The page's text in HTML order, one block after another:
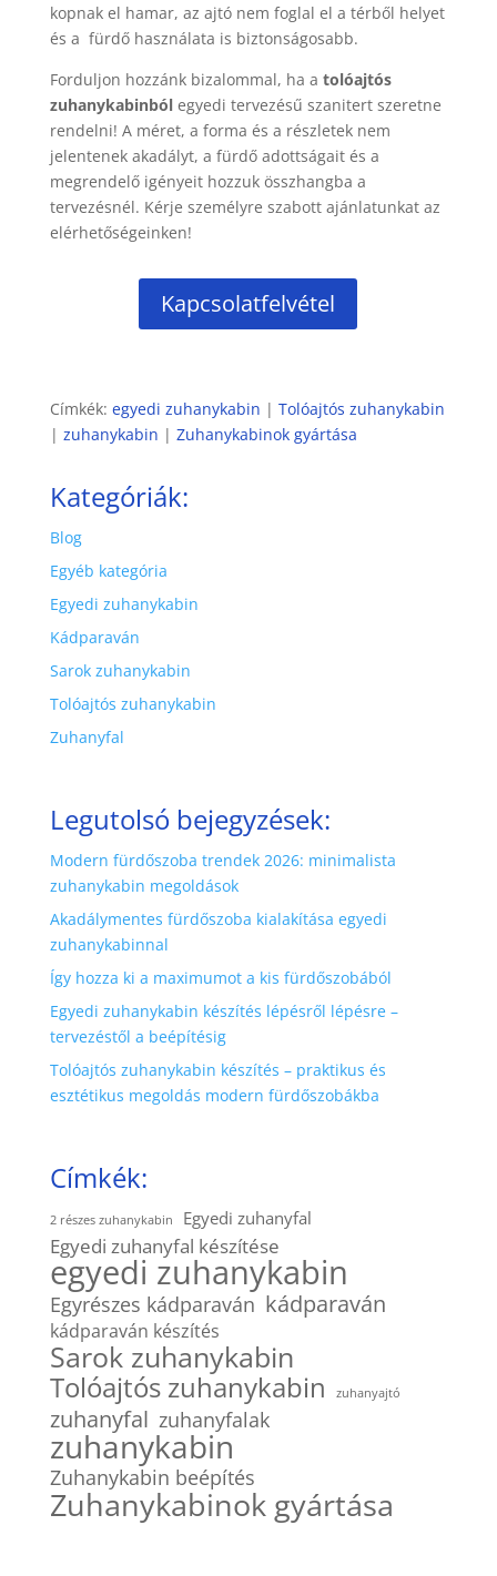
kopnak el hamar, az ajtó nem foglal el a térből helyet
és a fürdő használata is biztonságosabb.
Forduljon hozzánk bizalommal, ha a tolóajtós
zuhanykabinbólegyedi tervezésű szanitert szeretne
rendelni! A méret, a forma és a részletek nem
jelentenek akadályt, a fürdő adottságait és a
megrendelő igényeit hozzuk összhangba a
tervezésnél. Kérje személyre szabott ajánlatunkat az
elérhetőségeinken!
Kapcsolatfelvétel
Címkék: egyedi zuhanykabin | Tolóajtós zuhanykabin
| zuhanykabin | Zuhanykabinok gyártása
Kategóriák:
Blog
Egyéb kategória
Egyedi zuhanykabin
Kádparaván
Sarok zuhanykabin
Tolóajtós zuhanykabin
Zuhanyfal
Legutolsó bejegyzések:
Modern fürdőszoba trendek 2026: minimalista
zuhanykabin megoldások
Akadálymentes fürdőszoba kialakítása egyedi
zuhanykabinnal
Így hozza ki a maximumot a kis fürdőszobából
Egyedi zuhanykabin készítés lépésről lépésre –
tervezéstől a beépítésig
Tolóajtós zuhanykabin készítés – praktikus és
esztétikus megoldás modern fürdőszobákba
Címkék:
2 részes zuhanykabin Egyedi zuhanyfal
Egyedi zuhanyfal készítése
egyedi zuhanykabin
Egyrészes kádparaván kádparaván
kádparaván készítés
Sarok zuhanykabin
Tolóajtós zuhanykabin
zuhanyajtó
zuhanyfal zuhanyfalak
zuhanykabin
Zuhanykabin beépítés
Zuhanykabinok gyártása